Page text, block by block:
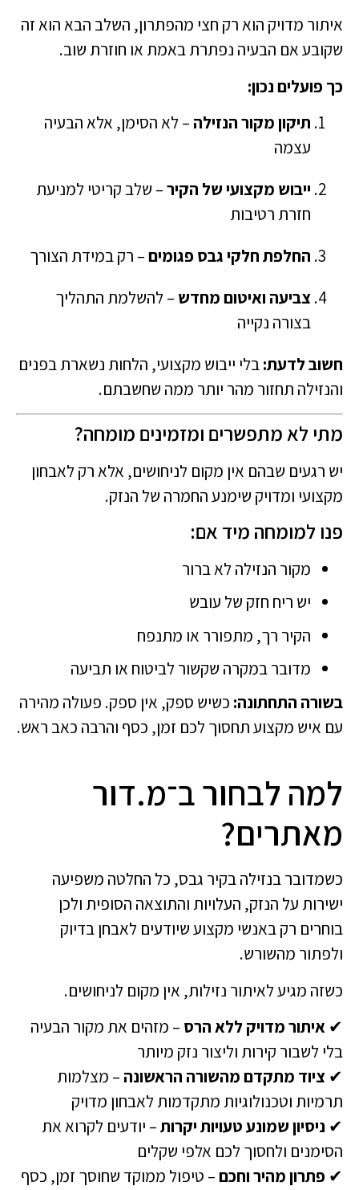
איתור מדויק הוא רק חצי מהפתרון, השלב הבא הוא זה
שקובע אם הבעיה נפתרת באמת או חוזרת שוב.
כך פועלים נכון:
תיקון מקור הנזילה – לא הסימן, אלא הבעיה
עצמה
ייבוש מקצועי של הקיר– שלב קריטי למניעת
חזרת רטיבות
החלפת חלקי גבס פגומים– רק במידת הצורך
צביעה ואיטום מחדש – להשלמת התהליך
בצורה נקייה
חשוב לדעת:בלי ייבוש מקצועי, הלחות נשארת בפנים
והנזילה תחזור מהר יותר ממה שחשבתם.
מתי לא מתפשרים ומזמינים מומחה?
יש רגעים שבהם אין מקום לניחושים, אלא רק לאבחון
מקצועי ומדויק שימנע החמרה של הנזק.
פנו למומחה מיד אם:
מקור הנזילה לא ברור
יש ריח חזק של עובש
הקיר רך, מתפורר או מתנפח
מדובר במקרה שקשור לביטוח או תביעה
בשורה התחתונה: כשיש ספק, אין ספק. פעולה מהירה
עם איש מקצוע תחסוך לכם זמן, כסף והרבה כאב ראש.
למה לבחור ב־מ.דור
מאתרים?
כשמדובר בנזילה בקיר גבס, כל החלטה משפיעה
ישירות על הנזק, העלויות והתוצאה הסופית ולכן
בוחרים רק באנשי מקצוע שיודעים לאבחן בדיוק
ולפתור מהשורש.
כשזה מגיע לאיתור נזילות, אין מקום לניחושים.
✔ איתור מדויק ללא הרס – מזהים את מקור הבעיה
בלי לשבור קירות וליצור נזק מיותר
✔ ציוד מתקדם מהשורה הראשונה – מצלמות
תרמיות וטכנולוגיות מתקדמות לאבחון מדויק
✔ ניסיון שמונע טעויות יקרות– יודעים לקרוא את
הסימנים ולחסוך לכם אלפי שקלים
✔ פתרון מהיר וחכם– טיפול ממוקד שחוסך זמן, כסף